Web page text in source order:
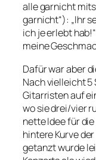
alle garnicht
garnicht“): „Ihr
ich je erlebt
meine
Dafür war aber
Nach vielleicht 5
Gitarristen auf
wo sie drei/vier
nette Idee für
hintere Kurve
getanzt wurde